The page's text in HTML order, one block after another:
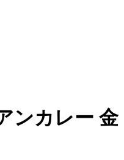
ンカレー 金